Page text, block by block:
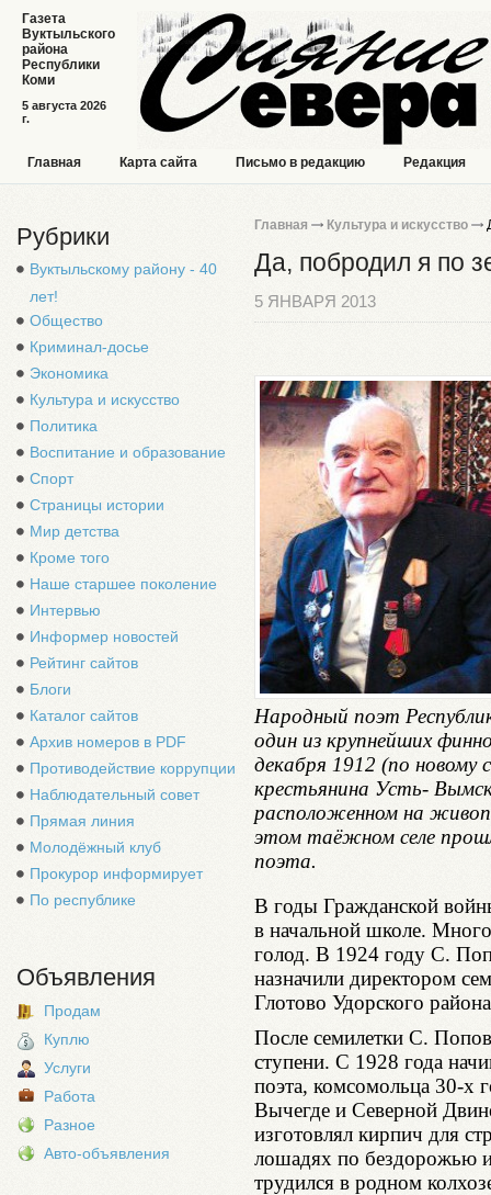
5 августа 2026
г.
Газета
Вуктыльского
района
Республики
Коми
Главная Карта сайта Письмо в редакцию Редакция
Рубрики
Вуктыльскому району - 40
лет!
Общество
Криминал-досье
Экономика
Культура и искусство
Политика
Воспитание и образование
Спорт
Страницы истории
Мир детства
Кроме того
Наше старшее поколение
Интервью
Информер новостей
Рейтинг сайтов
Блоги
Каталог сайтов
Архив номеров в PDF
Противодействие коррупции
Наблюдательный совет
Прямая линия
Молодёжный клуб
Прокурор информирует
По республике
Объявления
Продам
Куплю
Услуги
Работа
Разное
Авто-объявления
Главная Культура и искусство
Да, побродил я по
5 ЯНВАРЯ 2013
Народный поэт
один из крупнейших
декабря 1912 (по новому
крестьянина Усть-
расположенном на
этом таёжном селе
поэта.
В годы Гражданской
в начальной школе.
голод. В 1924 году С.
назначили директором
Глотово Удорского
После семилетки С.
ступени. С 1928 года
поэта, комсомольца 30-х
Вычегде и Северной
изготовлял кирпич для
лошадях по бездорожью
трудился в родном